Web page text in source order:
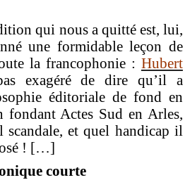
qui nous a quitté est, lui,
une formidable leçon de
la francophonie : Hubert
exagéré de dire qu’il a
éditoriale de fond en
fondant Actes Sud en Arles,
scandale, et quel handicap il
! […]
courte